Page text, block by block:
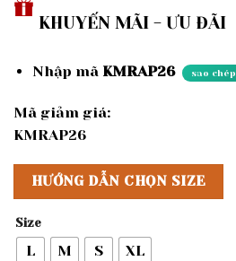
KHUYẾN MÃI - ƯU ĐÃI
Nhập mã KMRAP26 sao chép
Mã giảm giá:
KMRAP26
HƯỚNG DẪN CHỌN SIZE
Size
L M S XL